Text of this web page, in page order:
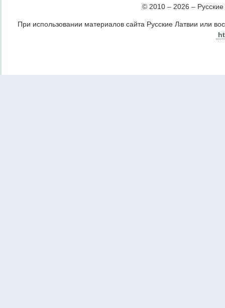
© 2010 – 2026 –
При использовании материалов сайта Русские Латвии или